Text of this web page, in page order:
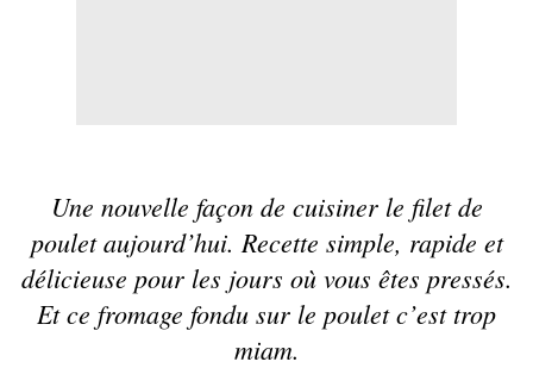
Une nouvelle façon de cuisiner le filet de
poulet aujourd’hui. Recette simple, rapide et
délicieuse pour les jours où vous êtes pressés.
Et ce fromage fondu sur le pouletc’est trop
miam.